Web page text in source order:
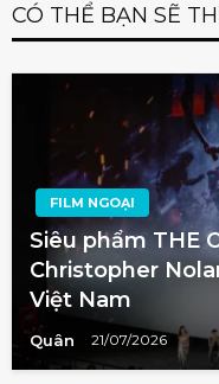
CÓ THỂ BẠN SẼ
FILM NGOẠI
Siêu phẩm THE
Christopher
Việt Nam
Quân 21/07/2026